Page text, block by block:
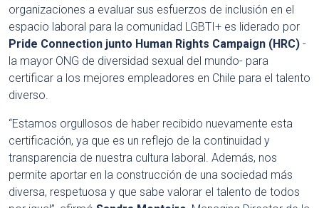
organizaciones a evaluar sus esfuerzos de inclusión en el
espacio laboral para la comunidad LGBTI+ es liderado por
Pride Connection junto Human Rights Campaign (HRC) -
la mayor ONG de diversidad sexual del mundo- para
certificar a los mejores empleadores en Chile para el talento
diverso.
“Estamos orgullosos de haber recibido nuevamente esta
certificación, ya que es un reflejo de la continuidad y
transparencia de nuestra cultura laboral. Además, nos
permite aportar en la construcción de una sociedad más
diversa, respetuosa y que sabe valorar el talento de todos